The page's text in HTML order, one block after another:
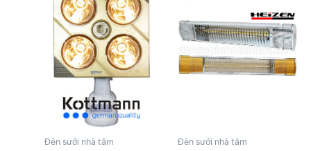
Đèn sưởi nhà tắm Đèn sưởi nhà tắm